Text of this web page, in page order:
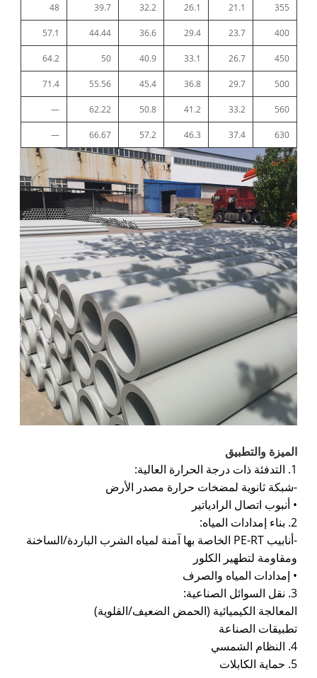
355
21.1
26.1
32.2
39.7
48
400
23.7
29.4
36.6
44.44
57.1
450
26.7
33.1
40.9
50
64.2
500
29.7
36.8
45.4
55.56
71.4
560
33.2
41.2
50.8
62.22
—
630
37.4
46.3
57.2
66.67
—
الميزة والتطبيق
1. التدفئة ذات درجة الحرارة العالية:
-شبكة ثانوية لمضخات حرارة مصدر الأرض
• أنبوب اتصال الرادياتير
2. بناء إمدادات المياه:
-أنابيب PE-RT الخاصة بها آمنة لمياه الشرب الباردة/الساخنة
ومقاومة لتطهير الكلور
• إمدادات المياه والصرف
3. نقل السوائل الصناعية:
المعالجة الكيميائية (الحمض الضعيف/القلوية)
تطبيقات الصناعة
4. النظام الشمسي
5. حماية الكابلات